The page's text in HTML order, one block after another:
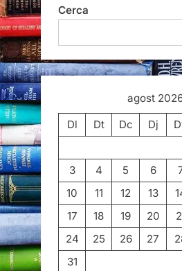
Cerca
agost
Dl
Dt Dc Dj
3
4 5 6
10
11 12 13
17
18 19 20
24
25 26 27
31